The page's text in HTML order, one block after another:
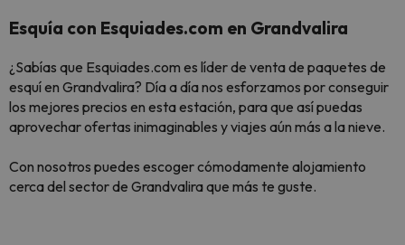
Esquía con Esquiades.com en Grandvalira
¿Sabías que Esquiades.com es líder de venta de paquetes de
esquí en Grandvalira? Día a día nos esforzamos por conseguir
los mejores precios en esta estación, para que así puedas
aprovechar ofertas inimaginables y viajes aún más a la nieve.
Con nosotros puedes escoger cómodamente alojamiento
cerca del sector de Grandvalira que más te guste.